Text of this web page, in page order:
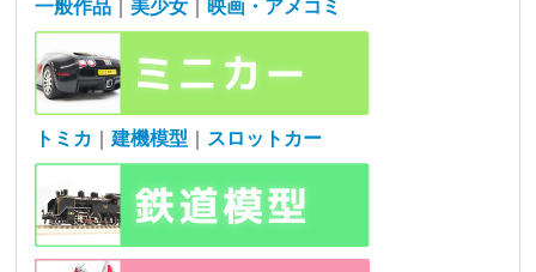
一般作品 美少女 映画・アメコミ
トミカ ｜建機模型 スロットカー